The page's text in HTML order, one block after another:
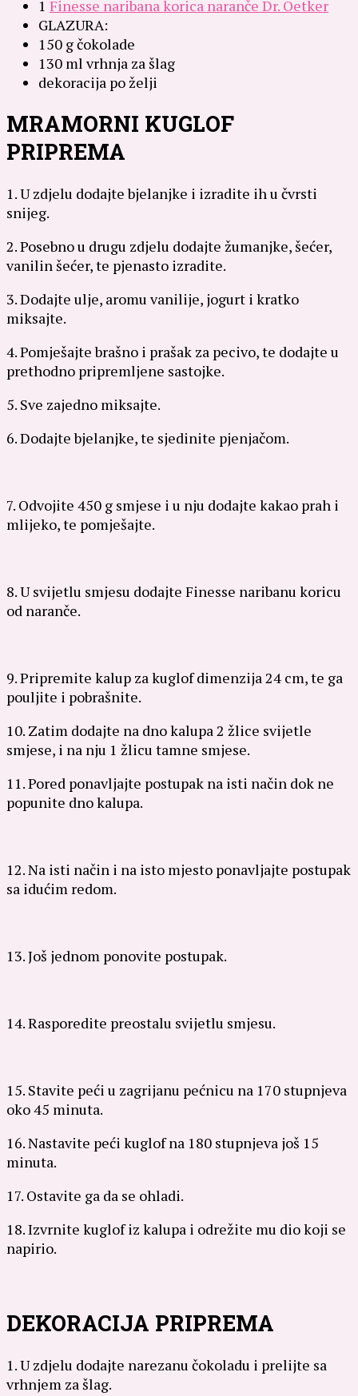
1 Finesse naribana korica naranče Dr. Oetker
GLAZURA:
150 g čokolade
130 ml vrhnja za šlag
dekoracija po želji
MRAMORNI KUGLOF
PRIPREMA
1. U zdjelu dodajte bjelanjke i izradite ih u čvrsti
snijeg.
2. Posebno u drugu zdjelu dodajte žumanjke, šećer,
vanilin šećer, te pjenasto izradite.
3. Dodajte ulje, aromu vanilije, jogurt i kratko
miksajte.
4. Pomješajte brašno i prašak za pecivo, te dodajte u
prethodno pripremljene sastojke.
5. Sve zajedno miksajte.
6. Dodajte bjelanjke, te sjedinite pjenjačom.
7. Odvojite 450 g smjese i u nju dodajte kakao prah i
mlijeko, te pomješajte.
8. U svijetlu smjesu dodajte Finesse naribanu koricu
od naranče.
9. Pripremite kalup za kuglof dimenzija 24 cm, te ga
pouljite i pobrašnite.
10. Zatim dodajte na dno kalupa 2 žlice svijetle
smjese, i na nju 1 žlicu tamne smjese.
11. Pored ponavljajte postupak na isti način dok ne
popunite dno kalupa.
12. Na isti način i na isto mjesto ponavljajte postupak
sa idućim redom.
13. Još jednom ponovite postupak.
14. Rasporedite preostalu svijetlu smjesu.
15. Stavite peći u zagrijanu pećnicu na 170 stupnjeva
oko 45 minuta.
16. Nastavite peći kuglof na 180 stupnjeva još 15
minuta.
17. Ostavite ga da se ohladi.
18. Izvrnite kuglof iz kalupa i odrežite mu dio koji se
napirio.
DEKORACIJA PRIPREMA
1. U zdjelu dodajte narezanu čokoladu i prelijte sa
vrhnjem za šlag.